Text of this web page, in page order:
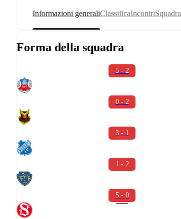
Informazioni generaliClassificaIncontriSquadra
Forma della squadra
5 - 2
0 - 2
3 - 1
1 - 2
5 - 0